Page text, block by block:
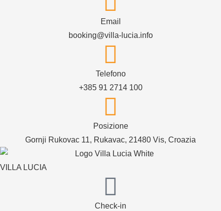
Email
booking@villa-lucia.info
Telefono
+385 91 2714 100
Posizione
Gornji Rukovac 11, Rukavac, 21480 Vis, Croazia
VILLA LUCIA
Check-in